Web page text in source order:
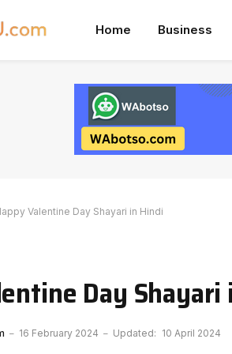
Home Business
Valentine Day Shayari in Hindi
Day Shayari
16 February 2024 Updated: 10 April 2024